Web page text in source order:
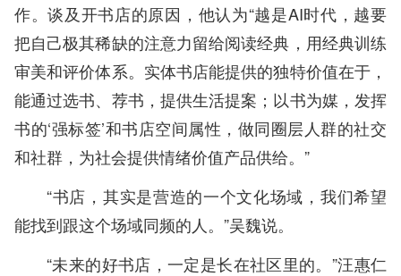
作。谈及开书店的原因，他认为“越是AI时代，越要
把自己极其稀缺的注意力留给阅读经典，用经典训练
审美和评价体系。实体书店能提供的独特价值在于，
能通过选书、荐书，提供生活提案；以书为媒，发挥
书的‘强标签’和书店空间属性，做同圈层人群的社交
和社群，为社会提供情绪价值产品供给。”
“书店，其实是营造的一个文化场域，我们希望
能找到跟这个场域同频的人。”吴魏说。
“未来的好书店，一定是长在社区里的。”汪惠仁